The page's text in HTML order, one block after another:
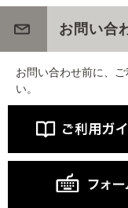
お問い合
お問い合わせ前に、
い。